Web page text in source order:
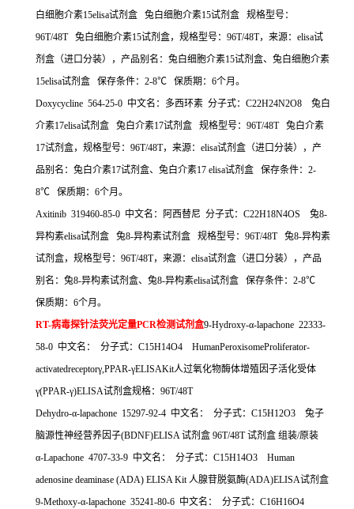
白细胞介素15elisa试剂盒 兔白细胞介素15试剂盒
规格型号：
96T/48T 兔白细胞介素15试剂盒，规格型号： 96T/48T，来源： elisa试
剂盒（进口分装），产品别名：兔白细胞介素15试剂盒、兔白细胞介素
15elisa试剂盒 保存条件： 2-8℃ 保质期： 6个月。
Doxycycline 564-25-0 中文名：多西环素 分子式： C22H24N2O8 兔白
介素17elisa试剂盒 兔白介素17试剂盒 规格型号： 96T/48T 兔白介素
17试剂盒，规格型号： 96T/48T，来源： elisa试剂盒（进口分装），产
品别名：兔白介素17试剂盒、兔白介素17 elisa试剂盒 保存条件： 2-
8℃ 保质期： 6个月。
Axitinib 319460-85-0 中文名：阿西替尼 分子式： C22H18N4OS 兔8-
异构素elisa试剂盒 兔8-异构素试剂盒 规格型号： 96T/48T 兔8-异构素
试剂盒，规格型号： 96T/48T，来源： elisa试剂盒（进口分装），产品
别名：兔8-异构素试剂盒、兔8-异构素elisa试剂盒 保存条件： 2-8℃
保质期： 6个月。
RT-病毒探针法荧光定量PCR检测试剂盒9-Hydroxy-α-lapachone 22333-
58-0 中文名： 分子式： C15H14O4 HumanPeroxisomeProliferator-
activatedreceptorγ,PPAR-γELISAKit人过氧化物酶体增殖因子活化受体
γ(PPAR-γ)ELISA试剂盒规格： 96T/48T
Dehydro-α-lapachone 15297-92-4 中文名： 分子式： C15H12O3 兔子
脑源性神经营养因子(BDNF)ELISA试剂盒 96T/48T试剂盒 组装/原装
α-Lapachone 4707-33-9 中文名： 分子式： C15H14O3 Human
adenosine deaminase (ADA) ELISA Kit人腺苷脱氨酶(ADA)ELISA试剂盒
9-Methoxy-α-lapachone 35241-80-6 中文名： 分子式： C16H16O4